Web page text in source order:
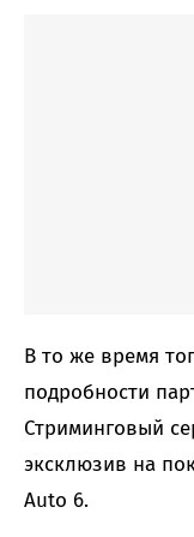
В то же время
подробности
Стриминговый
эксклюзив на
Auto 6.